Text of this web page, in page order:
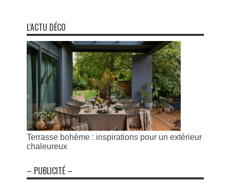
L’ACTU DÉCO
Terrasse bohème : inspirations pour un extérieur
chaleureux
– PUBLICITÉ –